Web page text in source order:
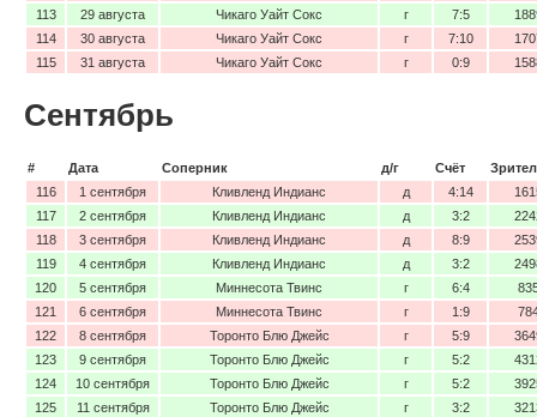
113
29 августа Чикаго Уайт Сокс г 7:5
114
30 августа Чикаго Уайт Сокс г 7:10
115
31 августа Чикаго Уайт Сокс г 0:9
Сентябрь
# Дата Соперник д/г Счёт
116
1 сентября Кливленд Индианс д 4:14
117
2 сентября Кливленд Индианс д 3:2
118
3 сентября Кливленд Индианс д 8:9
119
4 сентября Кливленд Индианс д 3:2
120
5 сентября Миннесота Твинс г 6:4
121
6 сентября Миннесота Твинс г 1:9
122
8 сентября Торонто Блю Джейс г 5:9
123
9 сентября Торонто Блю Джейс г 5:2
124
10 сентября Торонто Блю Джейс г 5:2
125
11 сентября Торонто Блю Джейс г 3:2